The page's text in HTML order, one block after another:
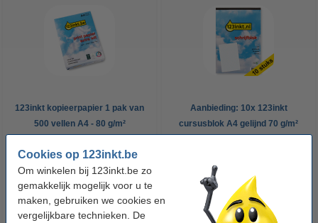
Cookies op 123inkt.be
Om winkelen bij 123inkt.be zo
gemakkelijk mogelijk voor u te
maken, gebruiken we cookies en
vergelijkbare technieken. De
123inkt kopieerpapier 1 pak van
500 vellen A4 - 80 g/m²
€ 7,25 Incl. 21% btw
Aanbieding: 10x 123inkt
cursusblok A4 gelijnd 70 g/m²